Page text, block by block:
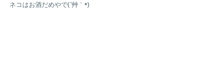
ネコはお酒だめやで(´艸｀*)